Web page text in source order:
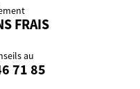
FRAIS
au
71 85